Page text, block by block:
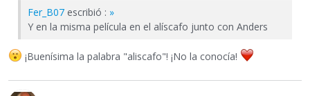
Fer_B07 escribió : »
Y en la misma película en el alíscafo junto con Anders
¡Buenísima la palabra "aliscafo"! ¡No la conocía!